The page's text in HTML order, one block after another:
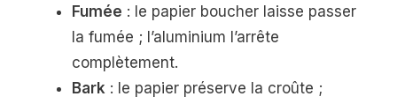
Fumée : le papier boucher laisse passer
la fumée ; l’aluminium l’arrête
complètement.
Bark : le papier préserve la croûte ;